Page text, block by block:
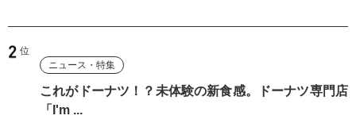
ニュース・特集
これがドーナツ！？未体験の新食感。ドーナツ専門店
「I'm ...